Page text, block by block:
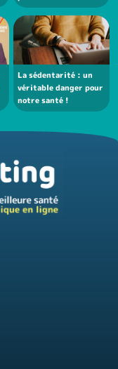
La sédentarité : un
véritable danger pour
notre santé !